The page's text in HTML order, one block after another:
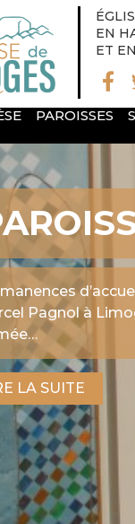
EN
ET
PAROISSES
relais
– Église
Jean-Baptiste…
LA SUITE